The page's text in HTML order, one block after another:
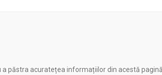
păstra acuratețea informațiilor din acestă